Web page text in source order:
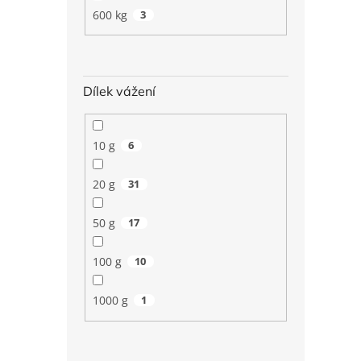
600 kg 3
Dílek vážení
10 g 6
20 g 31
50 g 17
100 g 10
1000 g 1